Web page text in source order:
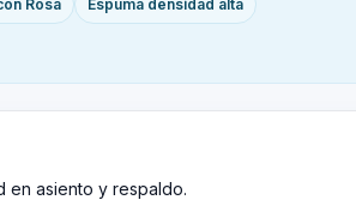
Rosa Espuma densidad alta
en asiento y respaldo.